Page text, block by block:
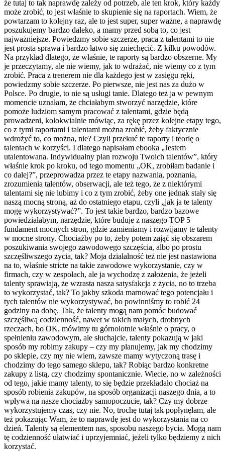
że tutaj to tak naprawdę zależy od potrzeb, ale ten krok, który każdy
może zrobić, to jest właśnie to skupienie się na raportach. Wiem, że
powtarzam to kolejny raz, ale to jest super, super ważne, a naprawdę
poszukujemy bardzo daleko, a mamy przed sobą to, co jest
najważniejsze. Powiedzmy sobie szczerze, praca z talentami to nie
jest prosta sprawa i bardzo łatwo się zniechęcić. Z kilku powodów.
Na przykład dlatego, że właśnie, te raporty są bardzo obszerne. My
je przeczytamy, ale nie wiemy, jak to wdrażać, nie wiemy co z tym
zrobić. Praca z trenerem nie dla każdego jest w zasięgu ręki,
powiedzmy sobie szczerze. Po pierwsze, nie jest nas za dużo w
Polsce. Po drugie, to nie są usługi tanie. Dlatego też ja w pewnym
momencie uznałam, że chciałabym stworzyć narzędzie, które
pomoże ludziom samym pracować z talentami, gdzie będą
prowadzeni, kolokwialnie mówiąc, za rękę przez kolejne etapy tego,
co z tymi raportami i talentami można zrobić, żeby faktycznie
wdrożyć to, co można, nie? Czyli przekuć te raporty i teorię o
talentach w korzyści. I dlatego napisałam ebooka „Jestem
utalentowana. Indywidualny plan rozwoju Twoich talentów”, który
właśnie krok po kroku, od tego momentu „OK, zrobiłam badanie i
co dalej?”, przeprowadza przez te etapy nazwania, poznania,
zrozumienia talentów, obserwacji, ale też tego, że z niektórymi
talentami się nie lubimy i co z tym zrobić, żeby one jednak stały się
naszą mocną stroną, aż do ostatniego etapu, czyli „jak ja te talenty
mogę wykorzystywać?”. To jest takie bardzo, bardzo bazowe
powiedziałabym, narzędzie, które buduje z naszego TOP 5
fundament mocnych stron, gdzie zamieniamy i rozwijamy te talenty
w mocne strony. Chociażby po to, żeby potem zająć się obszarem
poszukiwania swojego zawodowego szczęścia, albo po prostu
szczęśliwszego życia, tak? Moja działalność też nie jest nastawiona
na to, właśnie stricte na takie zawodowe wykorzystanie, czy w
firmach, czy w zespołach, ale ja wychodzę z założenia, że jeżeli
talenty sprawiają, że wzrasta nasza satysfakcja z życia, no to trzeba
to wykorzystać, tak? To jakby szkoda marnować tego potencjału i
tych talentów nie wykorzystywać, bo powinniśmy to robić 24
godziny na dobę. Tak, że talenty mogą nam pomóc budować
szczęśliwą codzienność, nawet w takich małych, drobnych
rzeczach, bo OK, mówimy tu górnolotnie właśnie o pracy, o
spełnieniu zawodowym, ale słuchajcie, talenty pokazują w jaki
sposób my robimy zakupy – czy my planujemy, jak my chodzimy
po sklepie, czy my nie wiem, zawsze mamy wytyczoną trasę i
chodzimy do tego samego sklepu, tak? Robiąc bardzo konkretne
zakupy z listą, czy chodzimy spontanicznie. Wiecie, no w zależności
od tego, jakie mamy talenty, to się będzie przekładało chociaż na
sposób robienia zakupów, na sposób organizacji naszego dnia, a to
wpływa na nasze chociażby samopoczucie, tak? Czy my dobrze
wykorzystujemy czas, czy nie. No, trochę tutaj tak popłynęłam, ale
też pokazując Wam, że to naprawdę jest do wykorzystania na co
dzień. Talenty są elementem nas, sposobu naszego bycia. Mogą nam
tę codzienność ułatwiać i uprzyjemniać, jeżeli tylko będziemy z nich
korzystać.